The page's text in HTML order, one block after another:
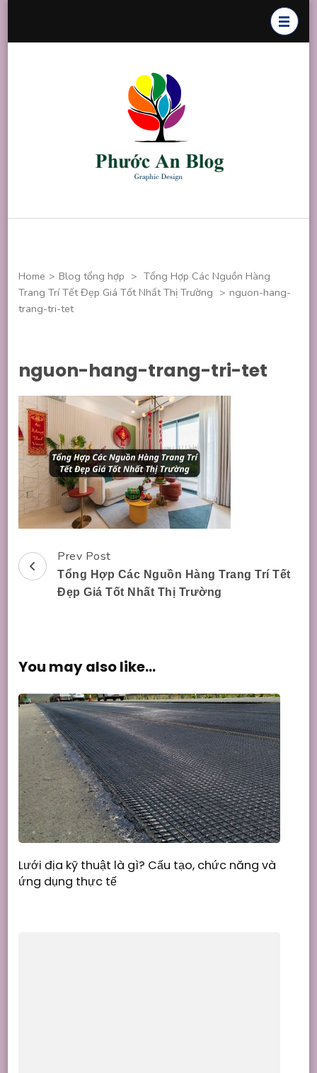
Home > Blog tổng hợp > Tổng Hợp Các Nguồn Hàng
Trang Trí Tết Đẹp Giá Tốt Nhất Thị Trường > nguon-hang-
trang-tri-tet
nguon-hang-trang-tri-tet
Post
Navigation
Prev Post
Tổng Hợp Các Nguồn Hàng Trang Trí Tết
Đẹp Giá Tốt Nhất Thị Trường
You may also like...
Lưới địa kỹ thuật là gì? Cấu tạo, chức năng và
ứng dụng thực tế